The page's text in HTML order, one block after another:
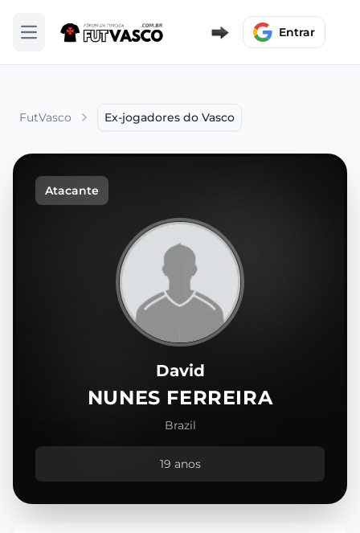
Abrir menu Entrar
FutVasco Ex-jogadores do Vasco
Atacante
David
NUNES FERREIRA
Brazil
19 anos